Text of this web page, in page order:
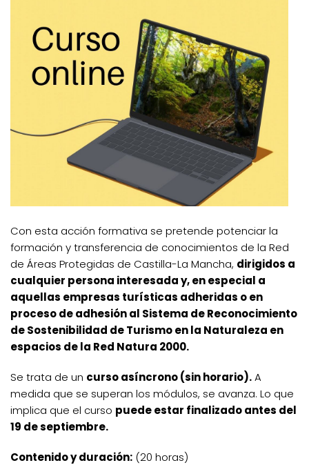
Con esta acción formativa se pretende potenciar la
formación y transferencia de conocimientos de la Red
de Áreas Protegidas de Castilla-La Mancha, dirigidos a
cualquier persona interesada y, en especial a
aquellas empresas turísticas adheridas o en
proceso de adhesión al Sistema de Reconocimiento
de Sostenibilidad de Turismo en la Naturaleza en
espacios de la Red Natura 2000.
Se trata de un curso asíncrono (sin horario).A
medida que se superan los módulos, se avanza. Lo que
implica que el curso puede estar finalizado antes del
19 de septiembre.
Contenido y duración: (20 horas)